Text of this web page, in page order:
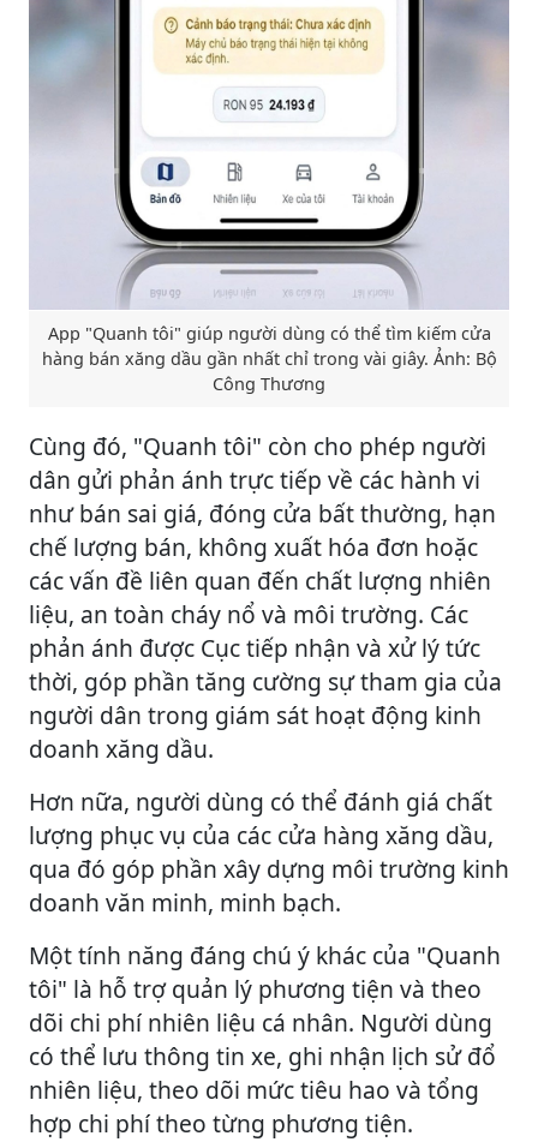
App "Quanh tôi" giúp người dùng có thể tìm kiếm cửa
hàng bán xăng dầu gần nhất chỉ trong vài giây. Ảnh: Bộ
Công Thương
Cùng đó, "Quanh tôi" còn cho phép người
dân gửi phản ánh trực tiếp về các hành vi
như bán sai giá, đóng cửa bất thường, hạn
chế lượng bán, không xuất hóa đơn hoặc
các vấn đề liên quan đến chất lượng nhiên
liệu, an toàn cháy nổ và môi trường. Các
phản ánh được Cục tiếp nhận và xử lý tức
thời, góp phần tăng cường sự tham gia của
người dân trong giám sát hoạt động kinh
doanh xăng dầu.
Hơn nữa, người dùng có thể đánh giá chất
lượng phục vụ của các cửa hàng xăng dầu,
qua đó góp phần xây dựng môi trường kinh
doanh văn minh, minh bạch.
Một tính năng đáng chú ý khác của "Quanh
tôi" là hỗ trợ quản lý phương tiện và theo
dõi chi phí nhiên liệu cá nhân. Người dùng
có thể lưu thông tin xe, ghi nhận lịch sử đổ
nhiên liệu, theo dõi mức tiêu hao và tổng
hợp chi phí theo từng phương tiện.